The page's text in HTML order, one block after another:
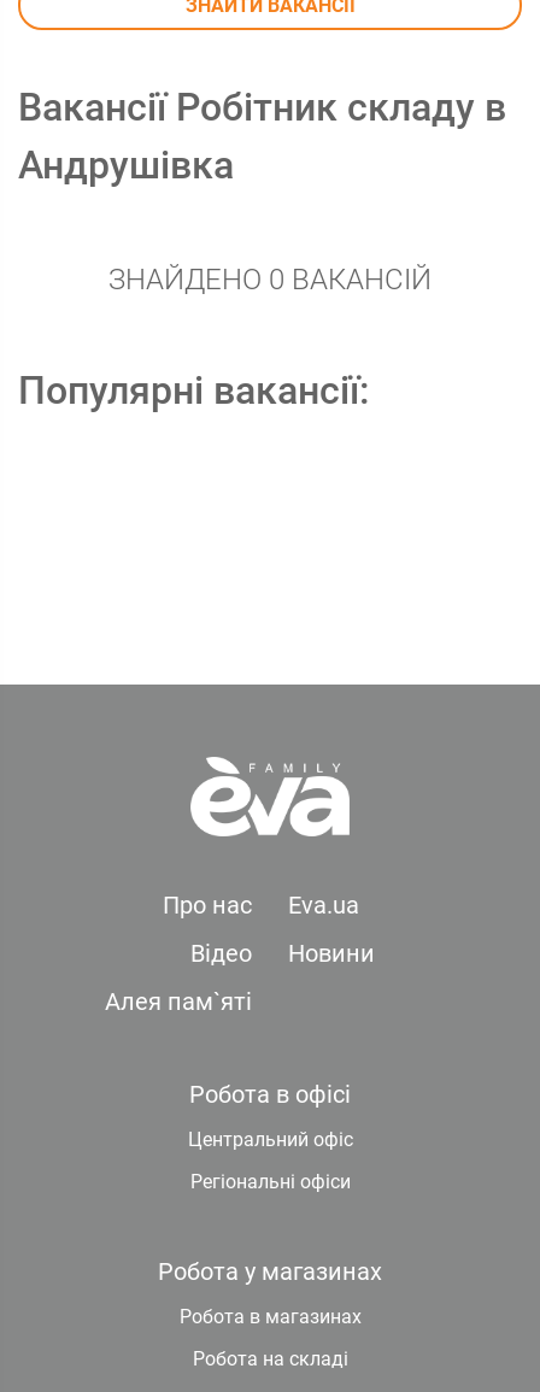
ЗНАЙТИ ВАКАНСІЇ
Вакансії Робітник складу в
Андрушівка
ЗНАЙДЕНО 0 ВАКАНСІЙ
Популярні вакансії:
Про нас
Eva.ua
Відео
Новини
Алея пам`яті
Робота в офісі
Центральний офіс
Регіональні офіси
Робота у магазинах
Робота в магазинах
Робота на складі